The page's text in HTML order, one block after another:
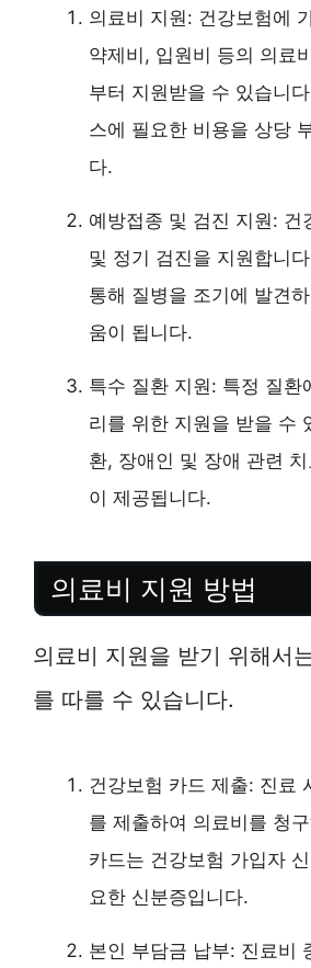
의료비 지원: 건강보험에
약제비, 입원비 등의 의료
부터 지원받을 수 있습니
스에 필요한 비용을 상당
다.
예방접종 및 검진 지원: 건
및 정기 검진을 지원합니
통해 질병을 조기에 발견
움이 됩니다.
특수 질환 지원: 특정 질환
리를 위한 지원을 받을 수
환, 장애인 및 장애 관련
이 제공됩니다.
의료비 지원 방법
의료비 지원을 받기 위해서
를 따를 수 있습니다.
건강보험 카드 제출: 진료
를 제출하여 의료비를 청
카드는 건강보험 가입자
요한 신분증입니다.
본인 부담금 납부: 진료비